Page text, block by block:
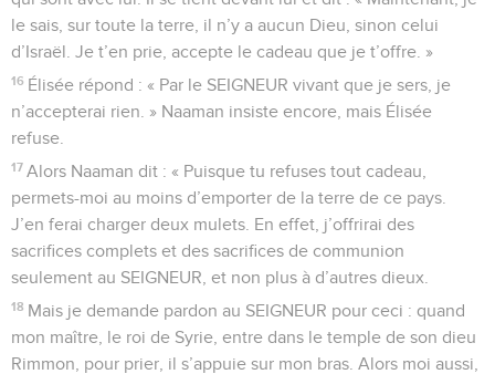
le sais, sur toute la terre, il n’y a aucun Dieu, sinon celui
d’Israël. Je t’en prie, accepte le cadeau que je t’offre. »
16 Élisée répond : « Par le SEIGNEUR vivant que je sers, je
n’accepterai rien. » Naaman insiste encore, mais Élisée
refuse.
17 Alors Naaman dit : « Puisque tu refuses tout cadeau,
permets-moi au moins d’emporter de la terre de ce pays.
J’en ferai charger deux mulets. En effet, j’offrirai des
sacrifices complets et des sacrifices de communion
seulement au SEIGNEUR, et non plus à d’autres dieux.
18 Mais je demande pardon au SEIGNEUR pour ceci : quand
mon maître, le roi de Syrie, entre dans le temple de son dieu
Rimmon, pour prier, il s’appuie sur mon bras. Alors moi aussi,